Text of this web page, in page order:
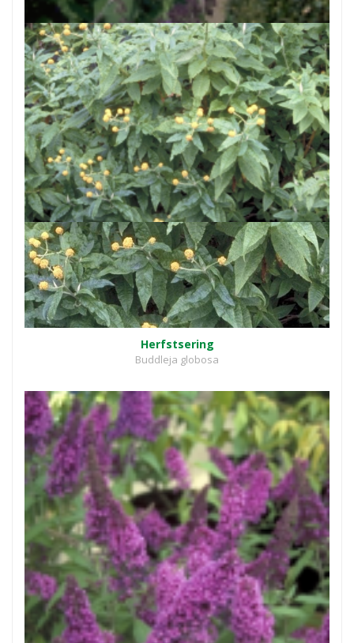
Herfstsering
Buddleja globosa